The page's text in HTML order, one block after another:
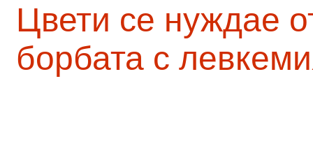
Цвети се нуждае
борбата с